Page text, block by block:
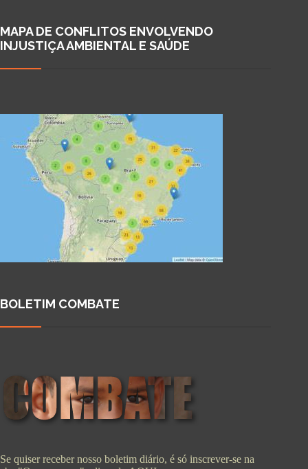
MAPA DE CONFLITOS ENVOLVENDO
INJUSTIÇA AMBIENTAL E SAÚDE
BOLETIM COMBATE
Se quiser receber nosso boletim diário, é só inscrever-se na